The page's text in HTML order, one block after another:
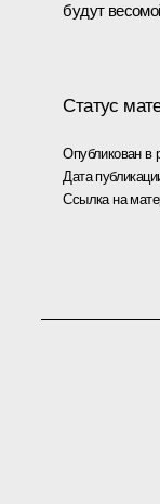
будут
Статус
Опубликован в
Дата
Ссылка на